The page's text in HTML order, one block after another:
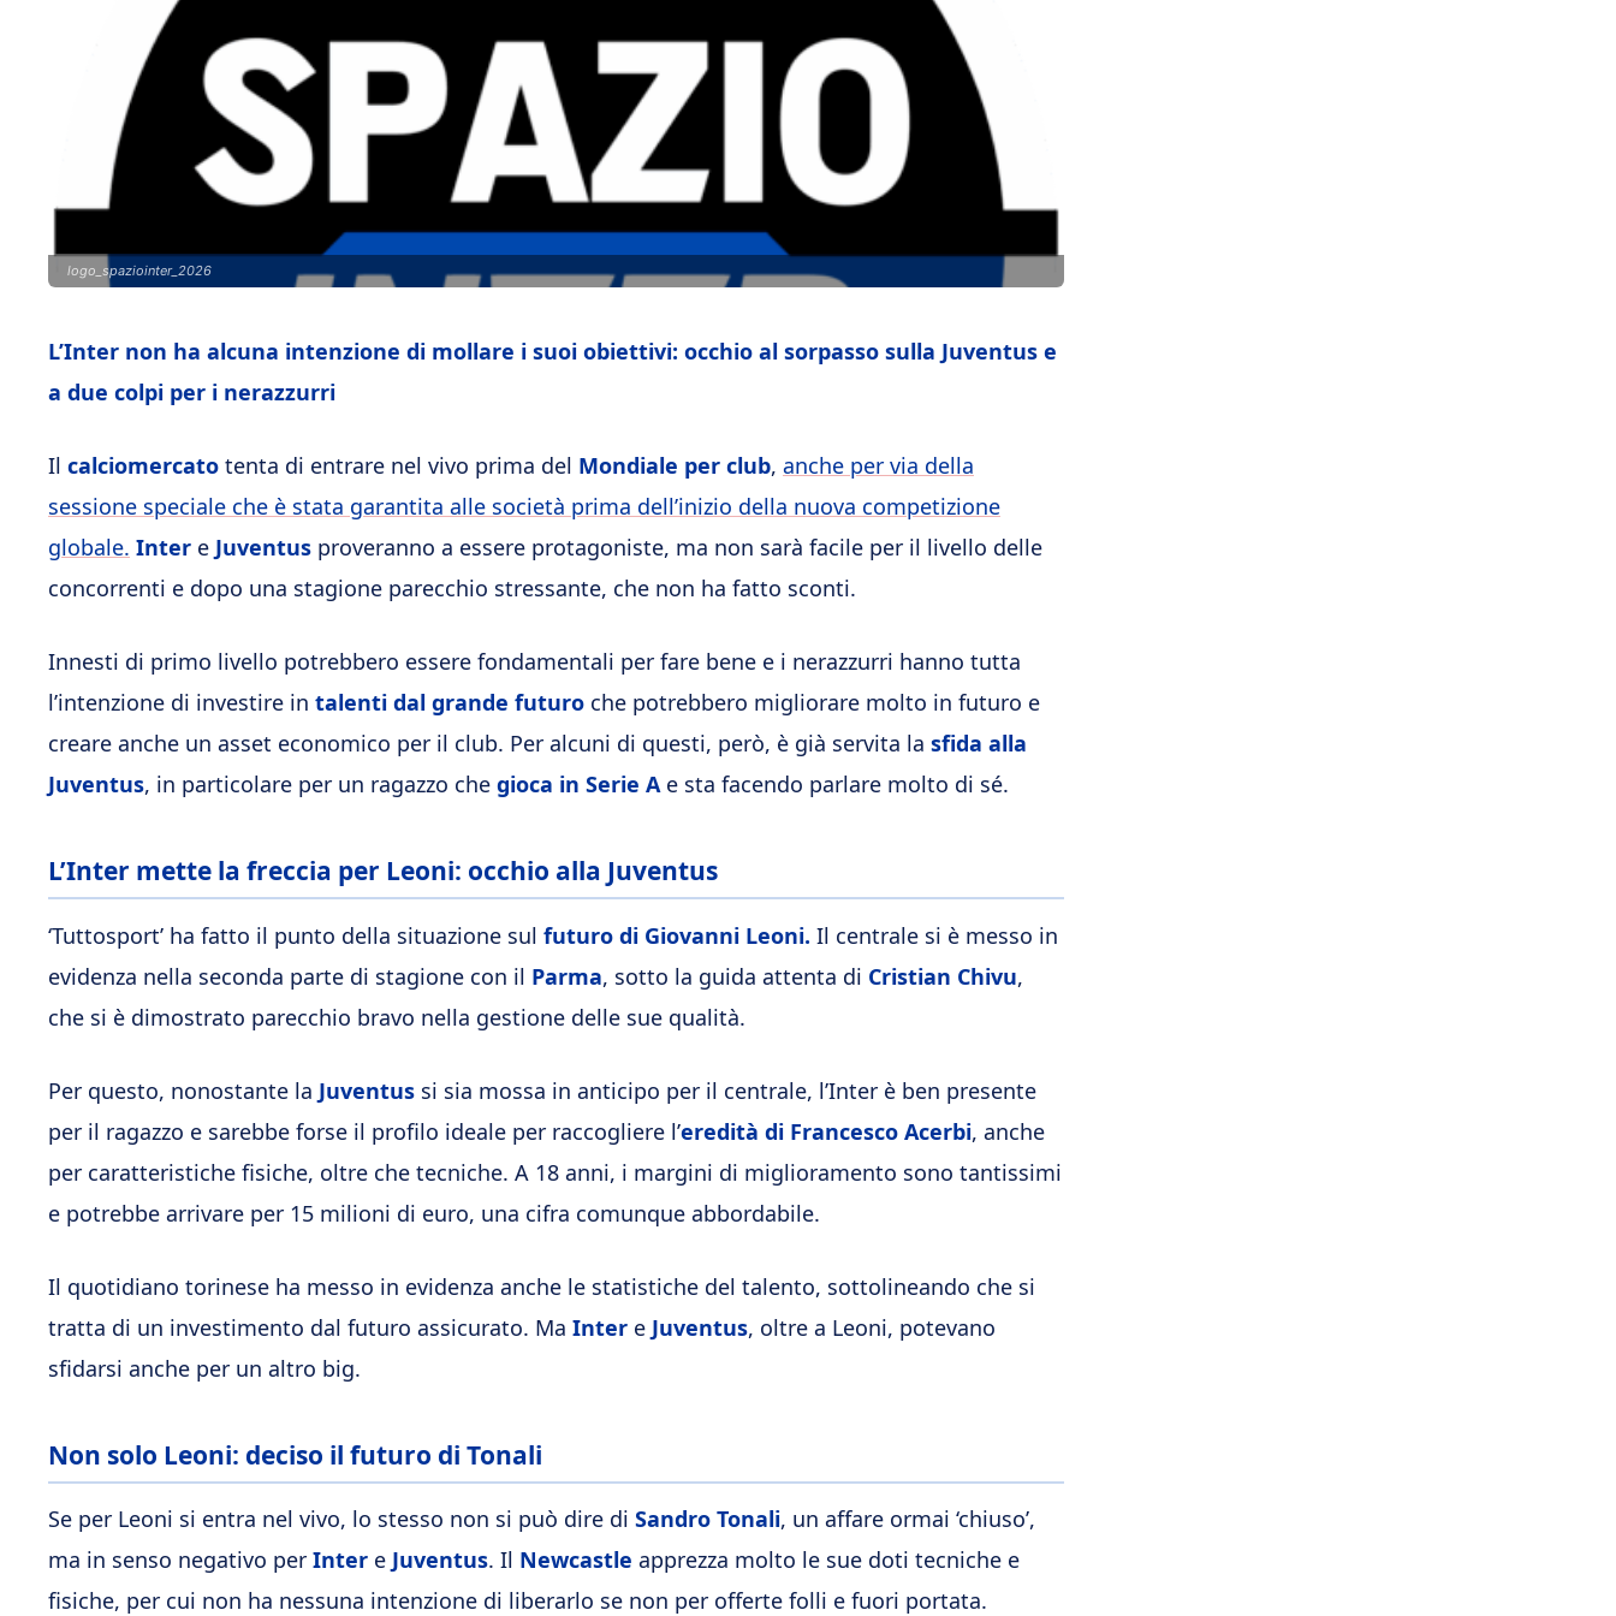
logo_spaziointer_2026
L’Inter non ha alcuna intenzione di mollare i suoi obiettivi: occhio al sorpasso sulla Juventus e
a due colpi per i nerazzurri
Il calciomercato tenta di entrare nel vivo prima del Mondiale per club, anche per via della
sessione speciale che è stata garantita alle società prima dell’inizio della nuova competizione
globale. Inter e Juventus proveranno a essere protagoniste, ma non sarà facile per il livello delle
concorrenti e dopo una stagione parecchio stressante, che non ha fatto sconti.
Innesti di primo livello potrebbero essere fondamentali per fare bene e i nerazzurri hanno tutta
l’intenzione di investire in talenti dal grande futuro che potrebbero migliorare molto in futuro e
creare anche un asset economico per il club. Per alcuni di questi, però, è già servita la sfida alla
Juventus, in particolare per un ragazzo che gioca in Serie Ae sta facendo parlare molto di sé.
L’Inter mette la freccia per Leoni: occhio alla Juventus
‘Tuttosport’ ha fatto il punto della situazione sul futuro di Giovanni Leoni. Il centrale si è messo in
evidenza nella seconda parte di stagione con il Parma, sotto la guida attenta di Cristian Chivu,
che si è dimostrato parecchio bravo nella gestione delle sue qualità.
Per questo, nonostante la Juventus si sia mossa in anticipo per il centrale, l’Inter è ben presente
per il ragazzo e sarebbe forse il profilo ideale per raccogliere l’eredità di Francesco Acerbi, anche
per caratteristiche fisiche, oltre che tecniche. A 18 anni, i margini di miglioramento sono tantissimi
e potrebbe arrivare per 15 milioni di euro, una cifra comunque abbordabile.
Il quotidiano torinese ha messo in evidenza anche le statistiche del talento, sottolineando che si
tratta di un investimento dal futuro assicurato. Ma Inter e Juventus, oltre a Leoni, potevano
sfidarsi anche per un altro big.
Non solo Leoni: deciso il futuro di Tonali
Se per Leoni si entra nel vivo, lo stesso non si può dire di Sandro Tonali, un affare ormai ‘chiuso’,
ma in senso negativo per Inter e Juventus. Il Newcastle apprezza molto le sue doti tecniche e
fisiche, per cui non ha nessuna intenzione di liberarlo se non per offerte folli e fuori portata.